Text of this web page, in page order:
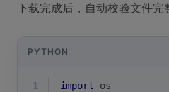
下载完成后，自动校验文件
PYTHON
1 import os